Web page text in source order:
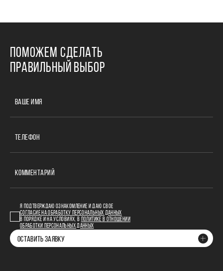
ПОМОЖЕМ СДЕЛАТЬ
ПРАВИЛЬНЫЙ ВЫБОР
ВАШЕ ИМЯ
ТЕЛЕФОН
КОММЕНТАРИЙ
Я ПОДТВЕРЖДАЮ ОЗНАКОМЛЕНИЕ И ДАЮ СВОЕ
СОГЛАСИЕ НА ОБРАБОТКУ ПЕРСОНАЛЬНЫХ ДАННЫХ
В ПОРЯДКЕ И НА УСЛОВИЯХ, В
ПОЛИТИКЕ В ОТНОШЕНИИ
ОБРАБОТКИ ПЕРСОНАЛЬНЫХ ДАННЫХ
ОСТАВИТЬ ЗАЯВКУ